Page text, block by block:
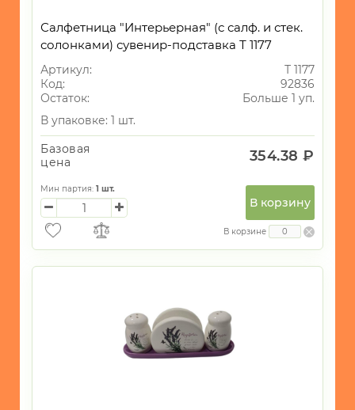
Салфетница "Интерьерная" (с салф. и стек.
солонками) сувенир-подставка Т 1177
Артикул:
Т 1177
Код:
92836
Остаток:
Больше 1 уп.
В упаковке: 1 шт.
Базовая
цена
354.38 ₽
Мин партия: 1 шт.
В корзину
В корзине